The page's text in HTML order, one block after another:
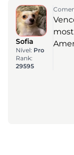
Sofia
Nível: Pro
Rank:
29595